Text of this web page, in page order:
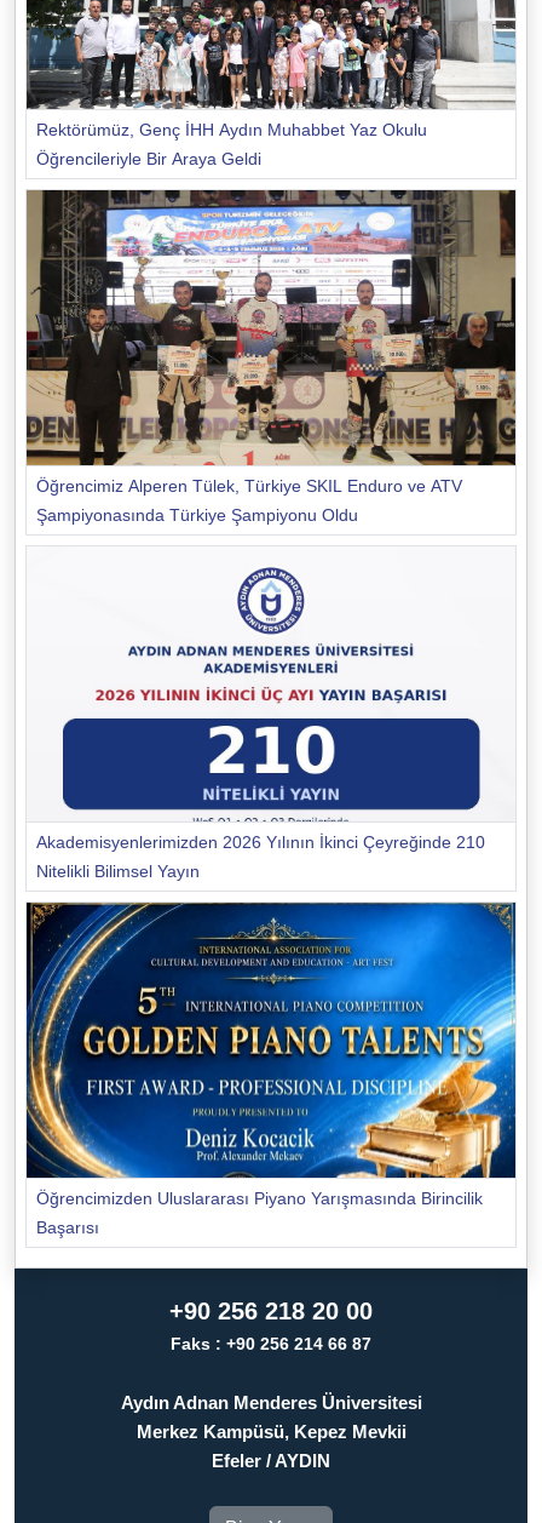
Rektörümüz, Genç İHH Aydın Muhabbet Yaz Okulu
Öğrencileriyle Bir Araya Geldi
Öğrencimiz Alperen Tülek, Türkiye SKIL Enduro ve ATV
Şampiyonasında Türkiye Şampiyonu Oldu
Akademisyenlerimizden 2026 Yılının İkinci Çeyreğinde 210
Nitelikli Bilimsel Yayın
Öğrencimizden Uluslararası Piyano Yarışmasında Birincilik
Başarısı
+90 256 218 20 00
Faks : +90 256 214 66 87
Aydın Adnan Menderes Üniversitesi
Merkez Kampüsü, Kepez Mevkii
Efeler / AYDIN